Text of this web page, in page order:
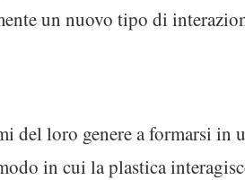
un nuovo tipo di
del loro genere a formarsi in
in cui la plastica